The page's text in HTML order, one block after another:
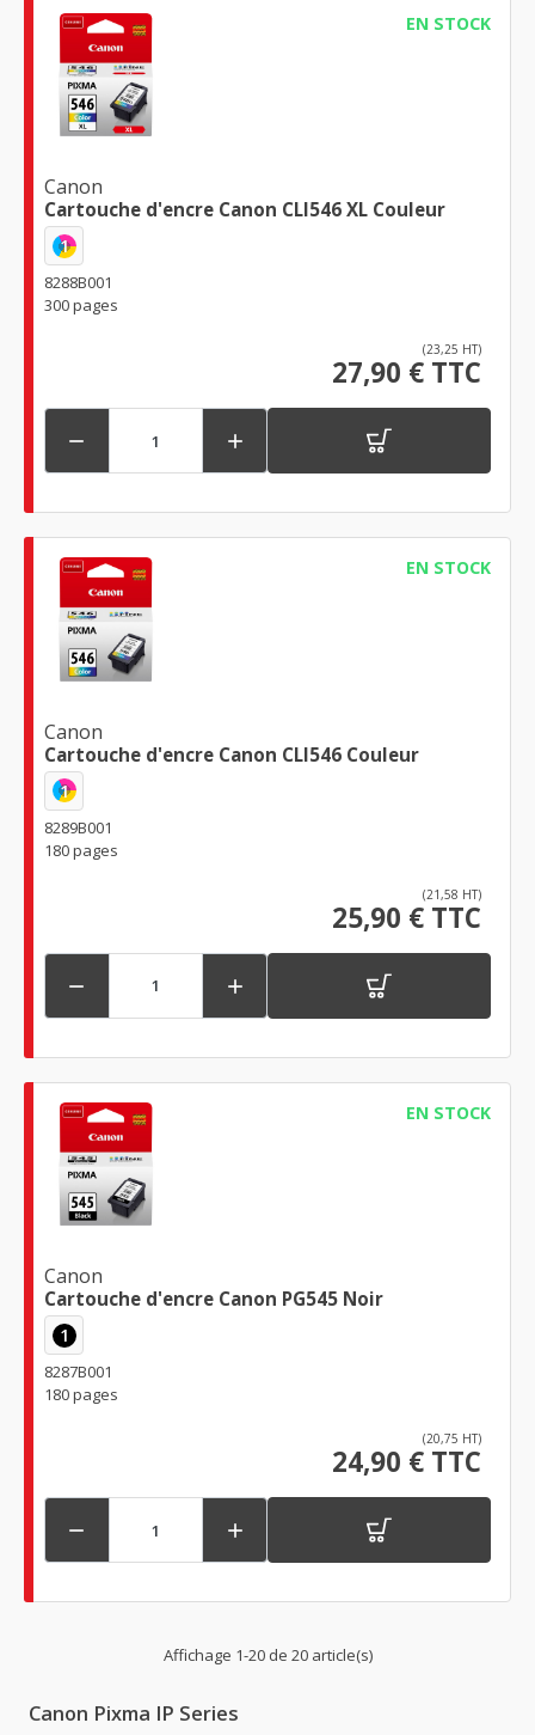
EN STOCK
Canon
Cartouche d'encre Canon CLI546 XL Couleur
1
8288B001
300 pages
(23,25 HT)
27,90 € TTC
 
EN STOCK
Canon
Cartouche d'encre Canon CLI546 Couleur
1
8289B001
180 pages
(21,58 HT)
25,90 € TTC
 
EN STOCK
Canon
Cartouche d'encre Canon PG545 Noir
1
8287B001
180 pages
(20,75 HT)
24,90 € TTC
 
Affichage 1-20 de 20 article(s)
Canon Pixma IP Series